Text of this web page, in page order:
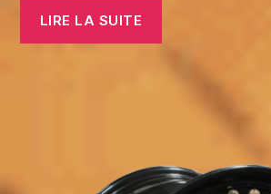
LIRE LA SUITE